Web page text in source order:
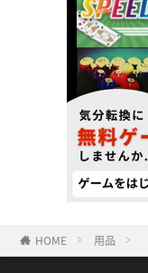
HOME 用品